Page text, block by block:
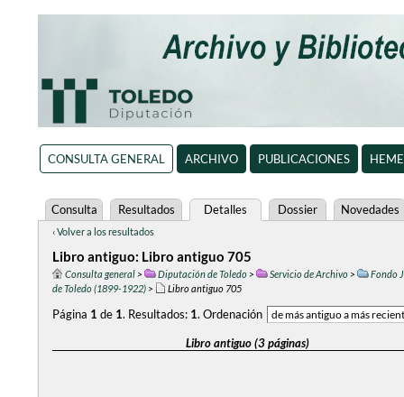
CONSULTA GENERAL ARCHIVO PUBLICACIONES
Consulta Resultados Detalles Dossier Novedades
‹ Volver a los resultados
Libro antiguo: Libro antiguo 705
Consulta general> Diputación de Toledo> Servicio de Archivo>
Fondo
de Toledo (1899-1922)> Libro antiguo 705
Página 1 de 1. Resultados: 1. Ordenación
Libro antiguo (3 páginas)